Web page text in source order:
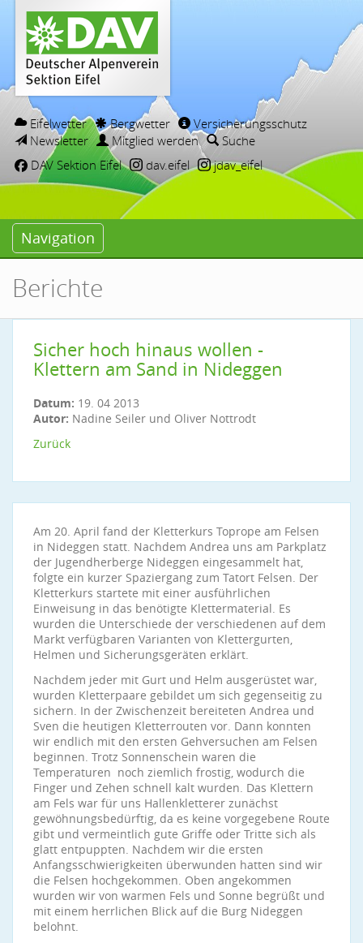
Eifelwetter Bergwetter
Versicherungsschutz
Newsletter
Mitglied werden
Suche
DAV Sektion Eifel
dav.eifel jdav_eifel
Navigation
Berichte
Sicher hoch hinaus wollen -
Klettern am Sand in Nideggen
Datum: 19. 04 2013
Autor: Nadine Seiler und Oliver Nottrodt
Zurück
Am 20. April fand der Kletterkurs Toprope am Felsen
in Nideggen statt. Nachdem Andrea uns am Parkplatz
der Jugendherberge Nideggen eingesammelt hat,
folgte ein kurzer Spaziergang zum Tatort Felsen. Der
Kletterkurs startete mit einer ausführlichen
Einweisung in das benötigte Klettermaterial. Es
wurden die Unterschiede der verschiedenen auf dem
Markt verfügbaren Varianten von Klettergurten,
Helmen und Sicherungsgeräten erklärt.
Nachdem jeder mit Gurt und Helm ausgerüstet war,
wurden Kletterpaare gebildet um sich gegenseitig zu
sichern. In der Zwischenzeit bereiteten Andrea und
Sven die heutigen Kletterrouten vor. Dann konnten
wir endlich mit den ersten Gehversuchen am Felsen
beginnen. Trotz Sonnenschein waren die
Temperaturen noch ziemlich frostig, wodurch die
Finger und Zehen schnell kalt wurden. Das Klettern
am Fels war für uns Hallenkletterer zunächst
gewöhnungsbedürftig, da es keine vorgegebene Route
gibt und vermeintlich gute Griffe oder Tritte sich als
glatt entpuppten. Nachdem wir die ersten
Anfangsschwierigkeiten überwunden hatten sind wir
die Felsen hochgekommen. Oben angekommen
wurden wir von warmen Fels und Sonne begrüßt und
mit einem herrlichen Blick auf die Burg Nideggen
belohnt.